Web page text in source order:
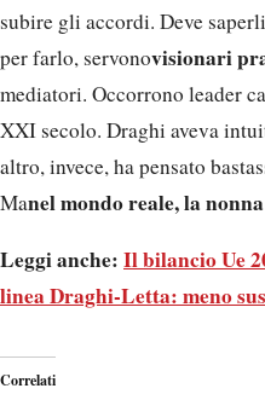
subire gli accordi. Deve
per farlo, servonovisionari
mediatori. Occorrono leader
XXI secolo. Draghi aveva
altro, invece, ha pensato
Manel mondo reale, la
Leggi anche: Il bilancio Ue
linea Draghi-Letta: meno
Correlati